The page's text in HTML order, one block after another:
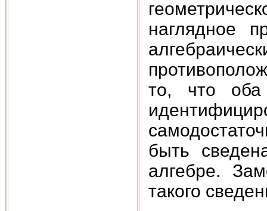
наглядное
то, что оба
быть
алгебре.
такого